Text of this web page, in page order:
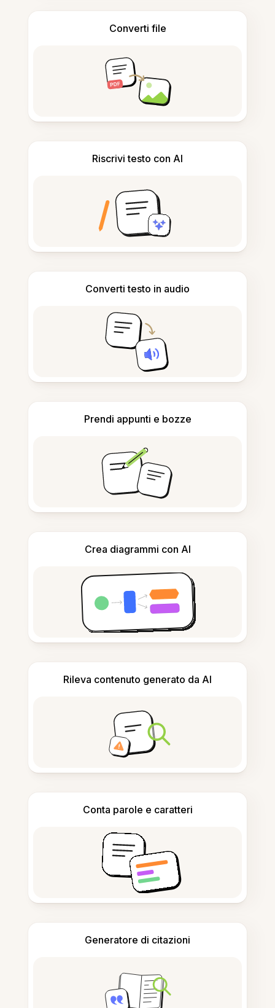
Converti file
Riscrivi testo con AI
Converti testo in audio
Prendi appunti e bozze
Crea diagrammi con AI
Rileva contenuto generato da AI
Conta parole e caratteri
Generatore di citazioni